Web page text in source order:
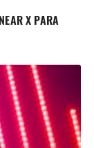
X PARA